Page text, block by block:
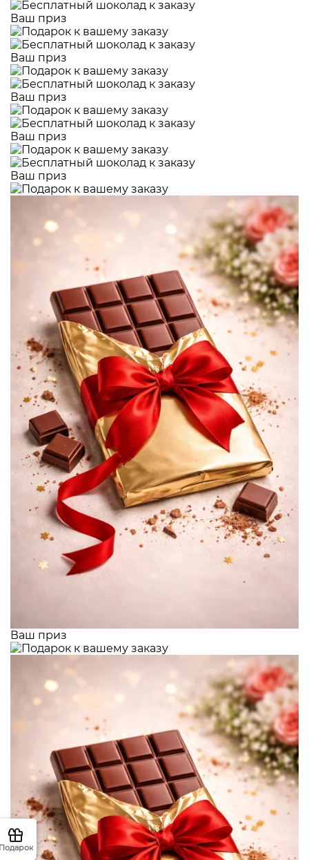
Ваш приз
Ваш приз
Ваш приз
Ваш приз
Ваш приз
Ваш приз